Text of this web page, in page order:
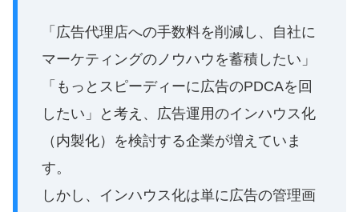
「広告代理店への手数料を削減し、自社に
マーケティングのノウハウを蓄積したい」
「もっとスピーディーに広告のPDCAを回
したい」と考え、広告運用のインハウス化
（内製化）を検討する企業が増えていま
す。
しかし、インハウス化は単に広告の管理画